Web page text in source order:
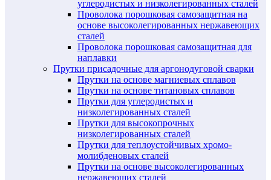
углеродистых и низколегированных сталей
Проволока порошковая самозащитная на
основе высоколегированных нержавеющих
сталей
Проволока порошковая самозащитная для
наплавки
Прутки присадочные для аргонодуговой сварки
Прутки на основе магниевых сплавов
Прутки на основе титановых сплавов
Прутки для углеродистых и
низколегированных сталей
Прутки для высокопрочных
низколегированных сталей
Прутки для теплоустойчивых хромо-
молибденовых сталей
Прутки на основе высоколегированных
нержавеющих сталей